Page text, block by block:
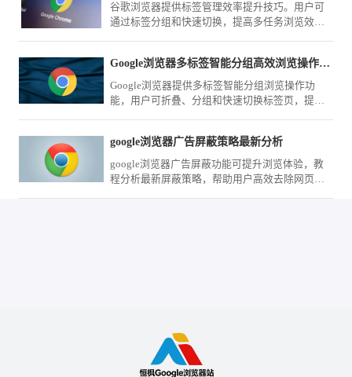
谷歌浏览器提供标签管理效率提升技巧。用户可
通过标签分组和快速切换，提高多任务浏览效
Google浏览器多标签智能分组高效浏览操作方法
Google浏览器提供多标签智能分组浏览操作功
能，用户可折叠、分组和快速切换标签页，提高
google浏览器广告屏蔽策略最新分析
google浏览器广告屏蔽功能可提升浏览体验，教
程分析最新屏蔽策略，帮助用户高效去除网页广